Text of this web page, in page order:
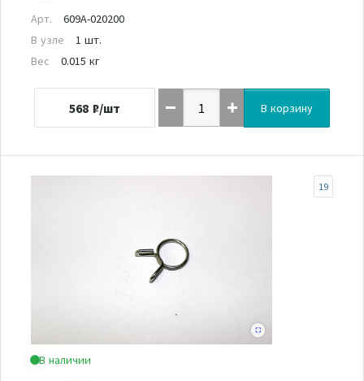
Арт.
609A-020200
В узле
1 шт.
Вес
0.015 кг
568 ₽/шт В корзину
В наличии
19